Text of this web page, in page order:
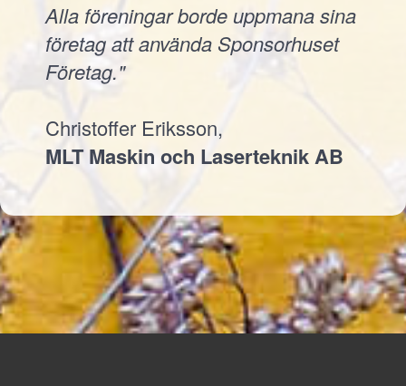
Alla föreningar borde uppmana sina
företag att använda Sponsorhuset
Företag."
Christoffer Eriksson,
MLT Maskin och Laserteknik AB